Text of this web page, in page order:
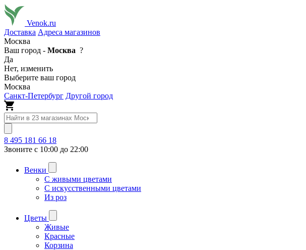
Venok.ru
Доставка Адреса магазинов
Москва
Ваш город - Москва ?
Да
Нет, изменить
Выберите ваш город
Москва
Санкт-Петербург Другой город
8 495 181 66 18
Звоните с 10:00 до 22:00
Венки
С живыми цветами
С искусственными цветами
Из роз
Цветы
Живые
Красные
Корзина